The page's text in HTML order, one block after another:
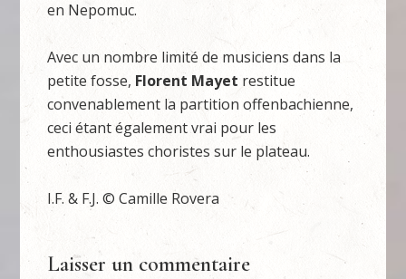
en Nepomuc.
Avec un nombre limité de musiciens dans la
petite fosse, Florent Mayet restitue
convenablement la partition offenbachienne,
ceci étant également vrai pour les
enthousiastes choristes sur le plateau.
I.F. & F.J. © Camille Rovera
Laisser un commentaire